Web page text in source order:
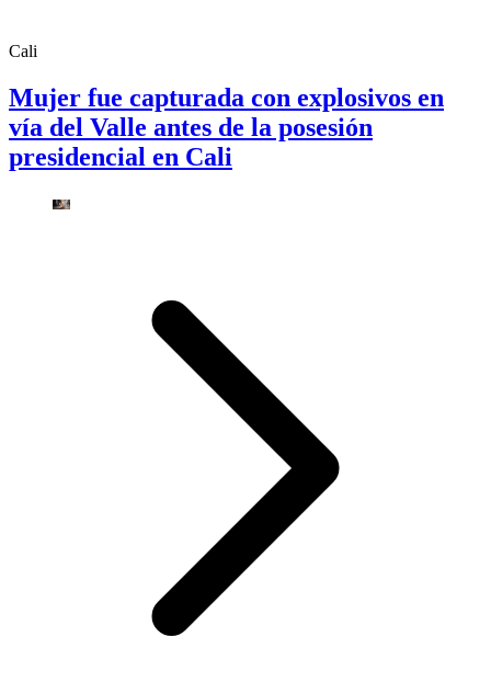
Cali
Mujer fue capturada con explosivos en
vía del Valle antes de la posesión
presidencial en Cali